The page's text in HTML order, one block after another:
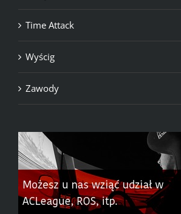
Time Attack
Wyścig
Zawody